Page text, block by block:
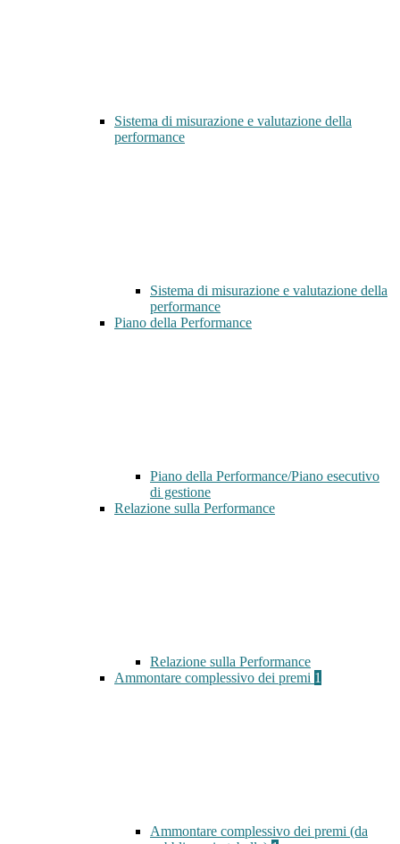
Sistema di misurazione e valutazione della
performance
Sistema di misurazione e valutazione della
performance
Piano della Performance
Piano della Performance/Piano esecutivo
di gestione
Relazione sulla Performance
Relazione sulla Performance
Ammontare complessivo dei premi 1
Ammontare complessivo dei premi (da